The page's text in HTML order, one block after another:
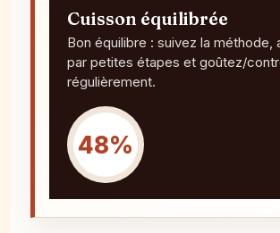
Cuisson équilibrée
Bon équilibre : suivez la méthode,
par petites étapes et goûtez/
régulièrement.
48%